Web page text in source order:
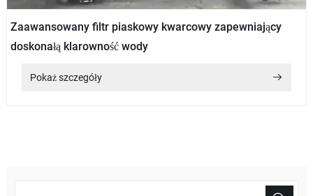
Zaawansowany filtr piaskowy kwarcowy zapewniający
doskonałą klarowność wody
Pokaż szczegóły